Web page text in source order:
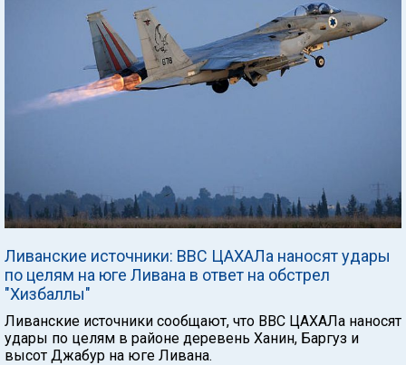
Ливанские источники: ВВС ЦАХАЛа наносят удары
по целям на юге Ливана в ответ на обстрел
"Хизбаллы"
Ливанские источники сообщают, что ВВС ЦАХАЛа наносят
удары по целям в районе деревень Ханин, Баргуз и
высот Джабур на юге Ливана.